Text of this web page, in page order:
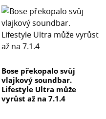
nastavení
možností, jak zjednodušit
Tapo. Zásuvku Tapo
přiloženého kódu
se standardem
Home nebo Apple
Bose překopalo svůj
vlajkový soundbar.
Lifestyle Ultra může
vyrůst až na 7.1.4